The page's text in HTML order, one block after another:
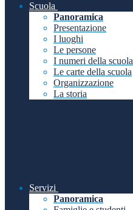
Scuola
Panoramica
Presentazione
I luoghi
Le persone
I numeri della scuola
Le carte della scuola
Organizzazione
La storia
Servizi
Panoramica